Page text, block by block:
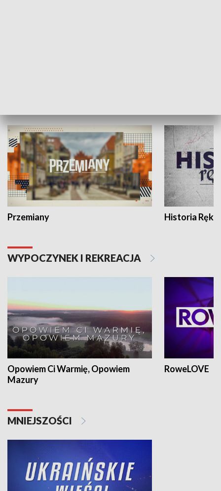
Przemiany Historia Ręką
WYPOCZYNEK I REKREACJA
Opowiem Ci Warmię, Opowiem
Mazury
RoweLOVE
MNIEJSZOŚCI